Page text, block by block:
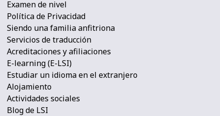
Examen de nivel
Política de Privacidad
Siendo una familia anfitriona
Servicios de traducción
Acreditaciones y afiliaciones
E-learning (E-LSI)
Estudiar un idioma en el extranjero
Alojamiento
Actividades sociales
Blog de LSI